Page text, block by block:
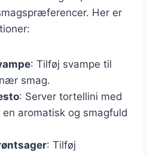
Her er
: Tilføj svampe til
smag.
: Server tortellini med
aromatisk og smagfuld
: Tilføj